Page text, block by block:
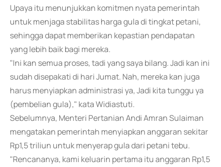
Upaya itu menunjukkan komitmen nyata pemerintah
untuk menjaga stabilitas harga gula di tingkat petani,
sehingga dapat memberikan kepastian pendapatan
yang lebih baik bagi mereka.
"Ini kan semua proses, tadi yang saya bilang. Jadi kan ini
sudah disepakati di hari Jumat. Nah, mereka kan juga
harus menyiapkan administrasi ya, Jadi kita tunggu ya
(pembelian gula)," kata Widiastuti.
Sebelumnya, Menteri Pertanian Andi Amran Sulaiman
mengatakan pemerintah menyiapkan anggaran sekitar
Rp1,5 triliun untuk menyerap gula dari petani tebu.
"Rencananya, kami keluarin pertama itu anggaran Rp1,5